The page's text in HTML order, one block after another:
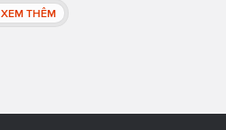
XEM THÊM